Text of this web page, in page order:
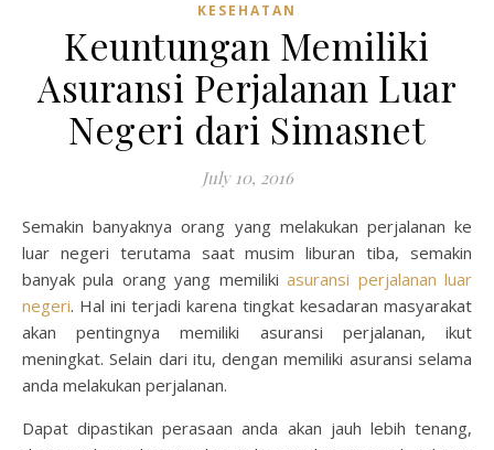
KESEHATAN
Keuntungan Memiliki
Asuransi Perjalanan Luar
Negeri dari Simasnet
July 10, 2016
Semakin banyaknya orang yang melakukan perjalanan ke
luar negeri terutama saat musim liburan tiba, semakin
banyak pula orang yang memilikiasuransi perjalanan luar
negeri. Hal ini terjadi karena tingkat kesadaran masyarakat
akan pentingnya memiliki asuransi perjalanan, ikut
meningkat. Selain dari itu, dengan memiliki asuransi selama
anda melakukan perjalanan.
Dapat dipastikan perasaan anda akan jauh lebih tenang,